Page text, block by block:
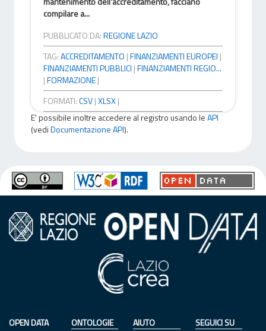
compilare a...
PUBBLICATO DA:REGIONE LAZIO
TAG:ACCREDITAMENTO |FINANZIAMENTI EUROPEI |
FINANZIAMENTI PUBBLICI |FINANZIAMENTI REGIO...
|FORMAZIONE|
FORMATI:CSV|XLSX|
E' possibile inoltre accedere al registro usando leAPI
(vediDocumentazione API).
OPEN DATA
ONTOLOGIE AIUTO SEGUICI SU